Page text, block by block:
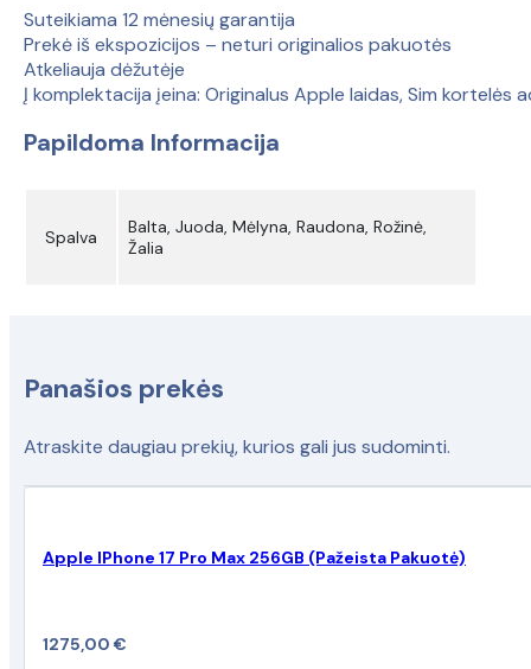
Suteikiama 12 mėnesių garantija
Prekė iš ekspozicijos – neturi originalios pakuotės
Atkeliauja dėžutėje
Į komplektacija įeina: Originalus Apple laidas, Sim kortelės
Papildoma Informacija
Spalva
Balta, Juoda, Mėlyna, Raudona, Rožinė,
Žalia
Panašios prekės
Atraskite daugiau prekių, kurios gali jus sudominti.
Apple IPhone 17 Pro Max 256GB (Pažeista Pakuotė)
1275,00 €